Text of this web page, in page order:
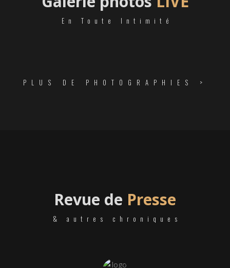
En Toute Intimité
PLUS DE PHOTOGRAPHIES >
Revue de Presse
& autres chroniques